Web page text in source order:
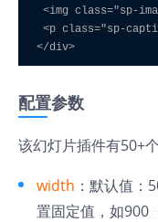
<img class="sp-
<p class="sp-
配置参数
该幻灯片插件有50+
width ：默认值：
置固定值，如900